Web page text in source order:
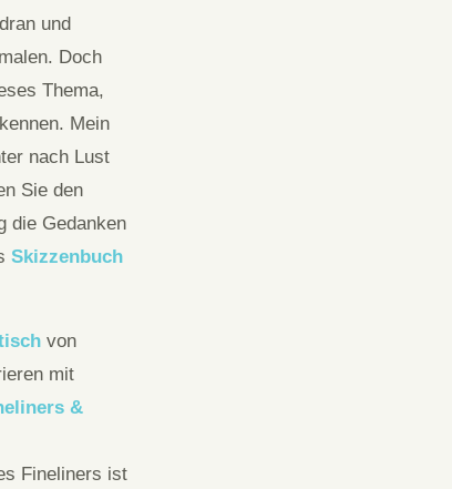
und
Doch
Thema,
Mein
nach Lust
Sie den
die Gedanken
Skizzenbuch
von
mit
&
Fineliners ist